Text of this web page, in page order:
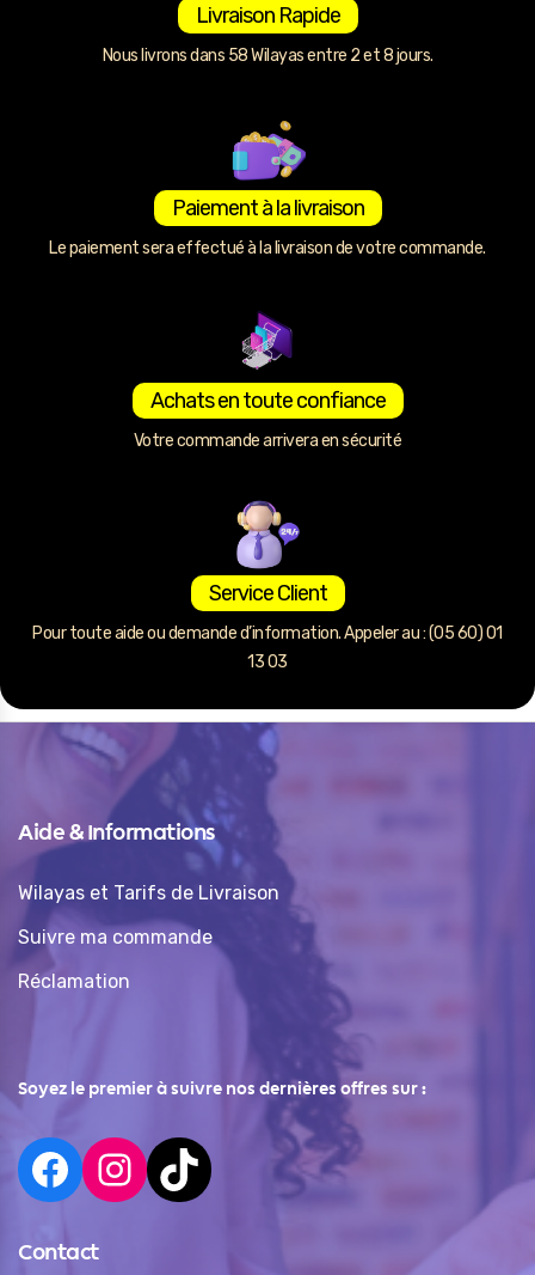
Livraison Rapide
Nous livrons dans 58 Wilayas entre 2 et 8 jours.
Paiement à la livraison
Le paiement sera effectué à la livraison de votre commande.
Achats en toute confiance
Votre commande arrivera en sécurité
Service Client
Pour toute aide ou demande d’information. Appeler au : (05 60) 01
13 03
Aide & Informations
Wilayas et Tarifs de Livraison
Suivre ma commande
Réclamation
Soyez le premier à suivre nos dernières offres sur :
Contact